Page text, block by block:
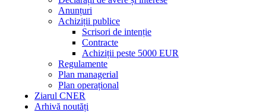
Anunțuri
Achiziții publice
Scrisori de intenție
Contracte
Achiziții peste 5000 EUR
Regulamente
Plan managerial
Plan operațional
Ziarul CNER
Arhivă noutăți